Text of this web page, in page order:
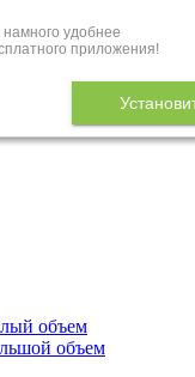
удобнее
приложения!
объем
объем